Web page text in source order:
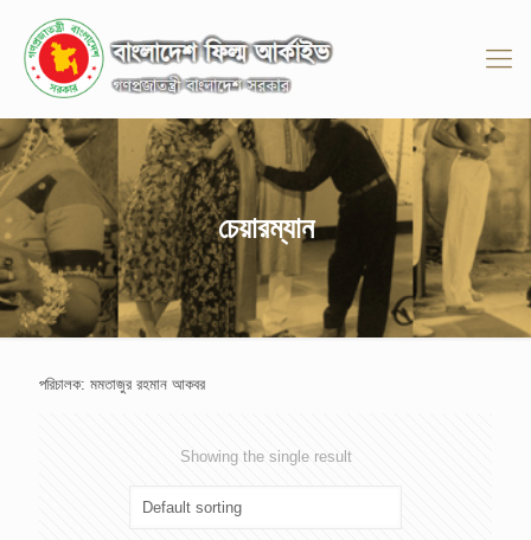
চেয়ারম্যান
পরিচালক: মমতাজুর রহমান আকবর
Showing the single result